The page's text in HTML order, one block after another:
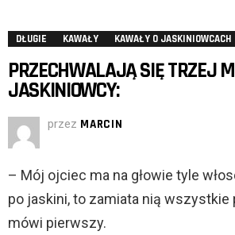
DŁUGIE KAWAŁY KAWAŁY O JASKINIOWCACH
PRZECHWALAJĄ SIĘ TRZEJ
JASKINIOWCY:
przez MARCIN
– Mój ojciec ma na głowie tyle
po jaskini, to zamiata nią wszystkie
mówi pierwszy.